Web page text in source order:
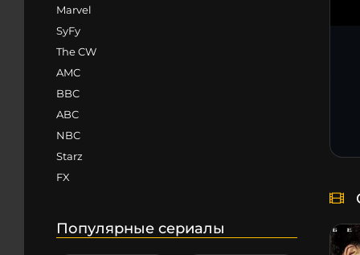
Marvel
SyFy
The CW
AMC
BBC
ABC
NBC
Starz
FX
Популярные сериалы